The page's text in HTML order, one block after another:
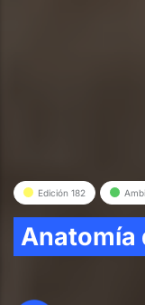
Edición 182
Anatomía